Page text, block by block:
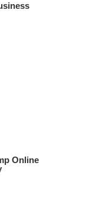
Online